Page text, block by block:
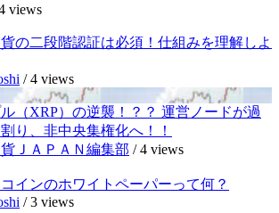
views
の二段階認証は必須！仕組みを理解しよ
/4 views
（XRP）の逆襲！？？ 運営ノードが過
り、非中央集権化へ！！
ＪＡＰＡＮ編集部 /4 views
インのホワイトペーパーって何？
/3 views